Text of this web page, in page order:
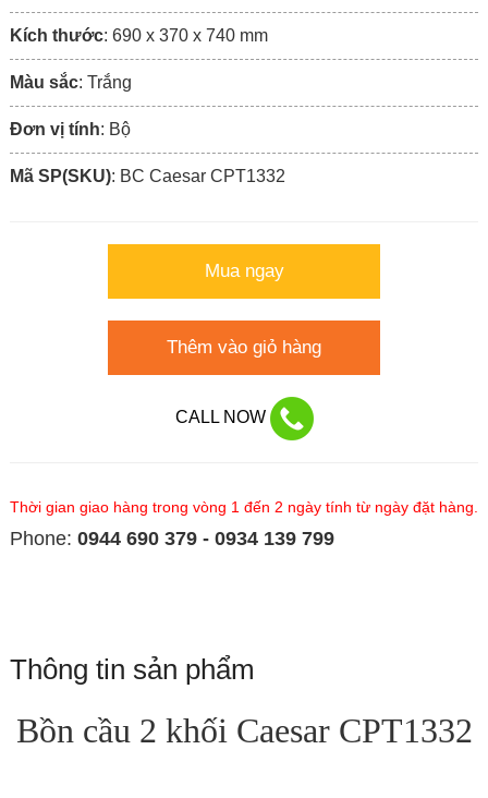
Kích thước: 690 x 370 x 740 mm
Màu sắc: Trắng
Đơn vị tính: Bộ
Mã SP(SKU): BC Caesar CPT1332
Mua ngay
Thêm vào giỏ hàng
CALL NOW
Thời gian giao hàng trong vòng 1 đến 2 ngày tính từ ngày đặt hàng.
Phone: 0944 690 379 - 0934 139 799
Thông tin sản phẩm
Bồn cầu 2 khối Caesar CPT1332